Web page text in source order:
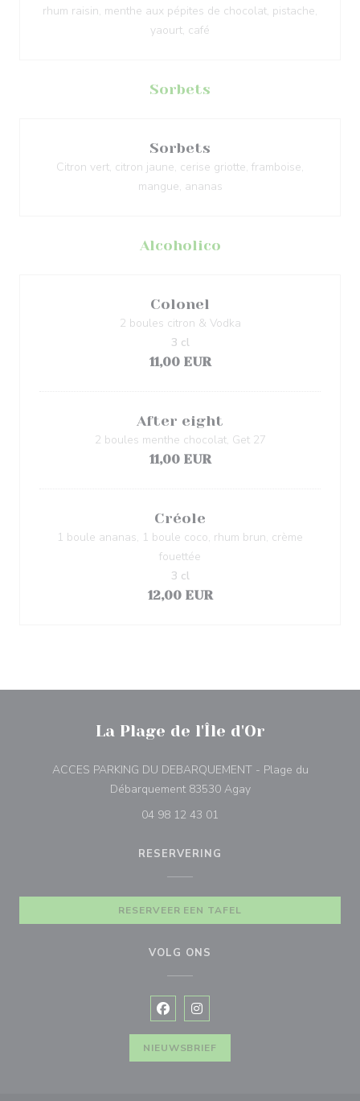
rhum raisin, menthe aux pépites de chocolat, pistache,
yaourt, café
Sorbets
Sorbets
Citron vert, citron jaune, cerise griotte, framboise,
mangue, ananas
Alcoholico
Colonel
2 boules citron & Vodka
11,00 EUR
3 cl
After eight
2 boules menthe chocolat, Get 27
11,00 EUR
Créole
1 boule ananas, 1 boule coco, rhum brun, crème
fouettée
12,00 EUR
3 cl
La Plage de l'Île d'Or
ACCES PARKING DU DEBARQUEMENT - Plage du
Débarquement 83530 Agay((opent in een nieuw
04 98 12 43 01
RESERVERING
RESERVEER EEN TAFEL
VOLG ONS
Facebook ((opent in een nieuw
Instagram ((opent in een
NIEUWSBRIEF